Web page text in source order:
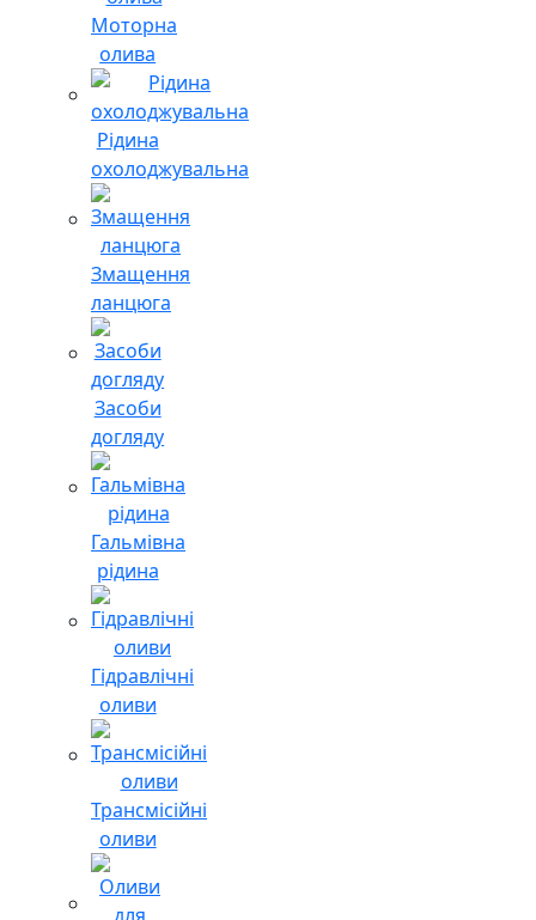
Моторна
олива
Рідина
охолоджувальна
Змащення
ланцюга
Засоби
догляду
Гальмівна
рідина
Гідравлічні
оливи
Трансмісійні
оливи